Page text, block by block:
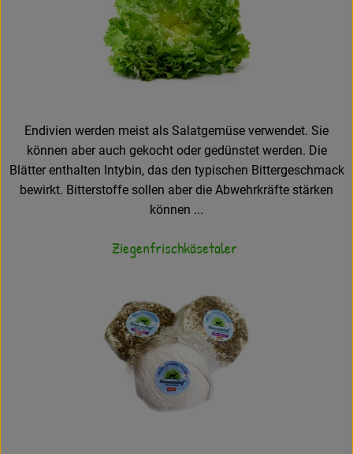
Endivien werden meist als Salatgemüse verwendet. Sie
können aber auch gekocht oder gedünstet werden. Die
Blätter enthalten Intybin, das den typischen Bittergeschmack
bewirkt. Bitterstoffe sollen aber die Abwehrkräfte stärken
können ...
Ziegenfrischkäsetaler